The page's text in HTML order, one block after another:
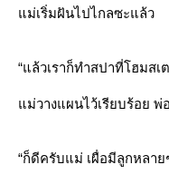
ม่เริ่มฝันไปไกลซะแล้ว
“แล้วเราก็ทำสปาที่โฮมสเ
ม่วางแผนไว้เรียบร้อย พ่
“ก็ดีครับแม่ เผื่อมีลูกหลา